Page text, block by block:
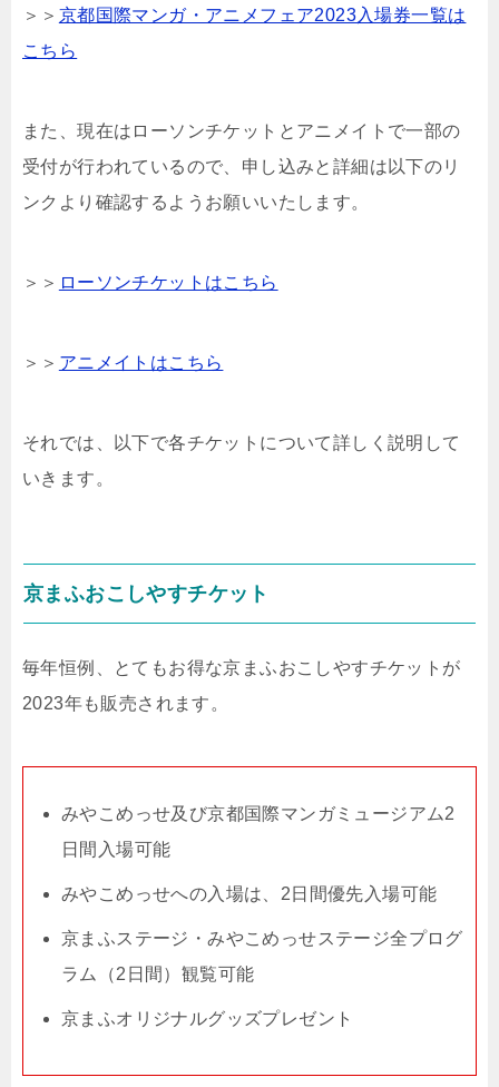
＞＞ 京都国際マンガ・アニメフェア2023入場券一覧は
こちら
また、現在はローソンチケットとアニメイトで一部の
受付が行われているので、申し込みと詳細は以下のリ
ンクより確認するようお願いいたします。
＞＞ ローソンチケットはこちら
＞＞ アニメイトはこちら
それでは、以下で各チケットについて詳しく説明して
いきます。
京まふおこしやすチケット
毎年恒例、とてもお得な京まふおこしやすチケットが
2023年も販売されます。
みやこめっせ及び京都国際マンガミュージアム2
日間入場可能
みやこめっせへの入場は、2日間優先入場可能
京まふステージ・みやこめっせステージ全プログ
ラム（2日間）観覧可能
京まふオリジナルグッズプレゼント